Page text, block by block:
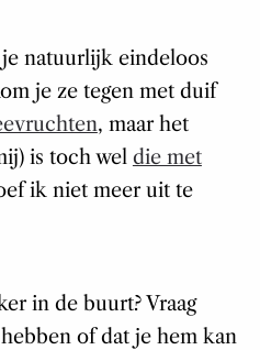
natuurlijk eindeloos
je ze tegen met duif
, maar het
is toch wel die met
ik niet meer uit te
in de buurt? Vraag
of dat je hem kan